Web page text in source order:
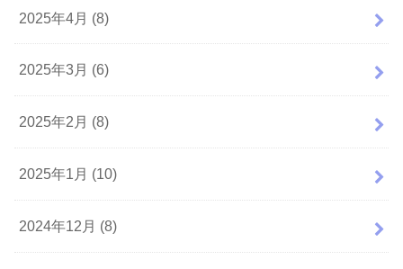
2025年4月 (8)
2025年3月 (6)
2025年2月 (8)
2025年1月 (10)
2024年12月 (8)